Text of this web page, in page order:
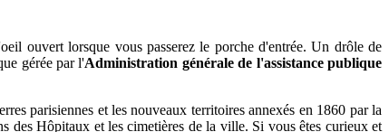
ouvert lorsque vous passerez le porche d'entrée. Un drôle de
gérée par l'Administration générale de l'assistance publique
parisiennes et les nouveaux territoires annexés en 1860 par la
des Hôpitaux et les cimetières de la ville. Si vous êtes curieux et